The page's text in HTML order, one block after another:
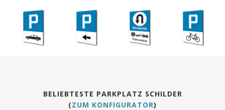
BELIEBTESTE PARKPLATZ SCHILDER
(ZUM KONFIGURATOR)